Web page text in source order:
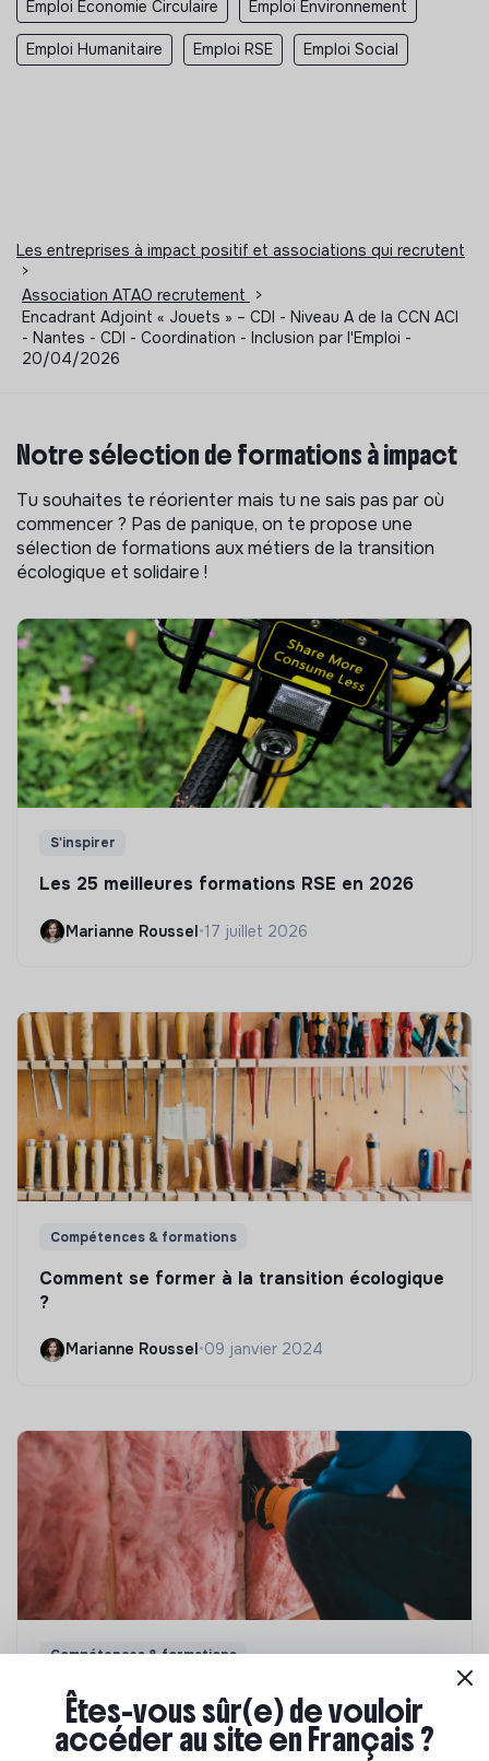
Emploi Economie Circulaire Emploi Environnement
Emploi Humanitaire Emploi RSE Emploi Social
Les entreprises à impact positif et associations qui recrutent
>
Association ATAO recrutement
>
Encadrant Adjoint « Jouets » – CDI - Niveau A de la CCN ACI
- Nantes - CDI - Coordination - Inclusion par l'Emploi -
20/04/2026
Notre sélection de formations à impact
Tu souhaites te réorienter mais tu ne sais pas par où
commencer ? Pas de panique, on te propose une
sélection de formations aux métiers de la transition
écologique et solidaire !
S'inspirer
Les 25 meilleures formations RSE en 2026
Marianne Roussel•17 juillet 2026
Compétences & formations
Comment se former à la transition écologique
?
Marianne Roussel •09 janvier 2024
Compétences & formations
Top 8 des formations en rénovation
énergétique des bâtiments
Êtes-vous sûr(e) de vouloir
accéder au site en Français ?